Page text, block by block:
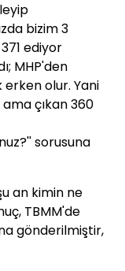
bizim 3
ediyor
MHP'den
olur. Yani
çıkan 360
sorusuna
an kimin ne
TBMM'de
gönderilmiştir,